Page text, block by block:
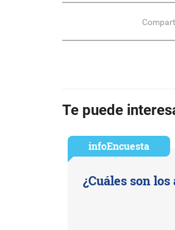
Te puede
infoEncuesta
¿Cuáles son